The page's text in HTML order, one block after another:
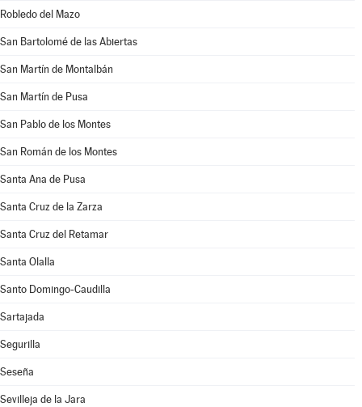
Robledo del Mazo
San Bartolomé de las Abiertas
San Martín de Montalbán
San Martín de Pusa
San Pablo de los Montes
San Román de los Montes
Santa Ana de Pusa
Santa Cruz de la Zarza
Santa Cruz del Retamar
Santa Olalla
Santo Domingo-Caudilla
Sartajada
Segurilla
Seseña
Sevilleja de la Jara